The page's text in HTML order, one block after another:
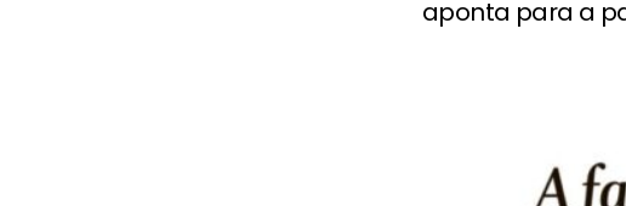
aponta para a